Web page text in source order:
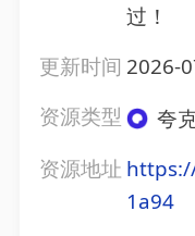
过！
更新时间 2026-
资源类型
夸
资源地址
1a94